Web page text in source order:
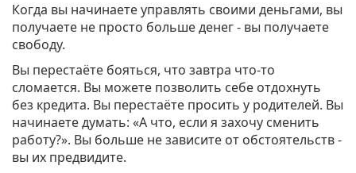
Когда вы начинаете управлять своими деньгами, вы
получаете не просто больше денег - вы получаете
свободу.
Вы перестаёте бояться, что завтра что-то
сломается. Вы можете позволить себе отдохнуть
без кредита. Вы перестаёте просить у родителей. Вы
начинаете думать: «А что, если я захочу сменить
работу?». Вы больше не зависите от обстоятельств -
вы их предвидите.